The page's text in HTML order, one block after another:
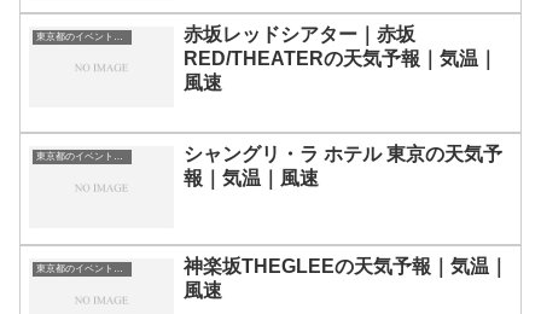
赤坂レッドシアター｜赤坂
RED/THEATERの天気予報｜気温｜
風速
東京都のイベント会場一覧
シャングリ・ラ ホテル 東京の天気予
報｜気温｜風速
東京都のイベント会場一覧
神楽坂THEGLEEの天気予報｜気温｜
風速